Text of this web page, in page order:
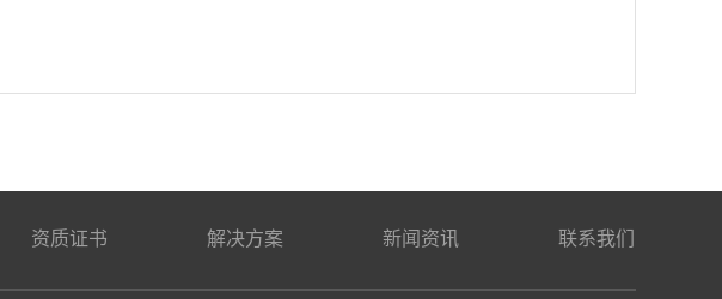
资质证书 解决方案 新闻资讯 联系我们